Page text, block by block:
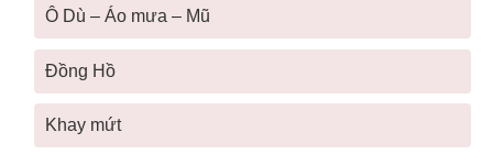
Ô Dù – Áo mưa – Mũ
Đồng Hồ
Khay mứt